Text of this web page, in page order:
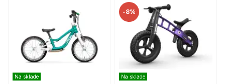
Na sklade
-8%
Na sklade